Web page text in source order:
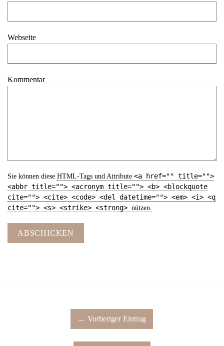
Webseite
Kommentar
Sie können diese HTML-Tags und Attribute <a href="" title="">
<abbr title=""> <acronym title=""> <b> <blockquote
cite=""> <cite> <code> <del datetime=""> <em> <i> <q
cite=""> <s> <strike> <strong> nützen.
ABSCHICKEN
← Vorheriger Eintrag